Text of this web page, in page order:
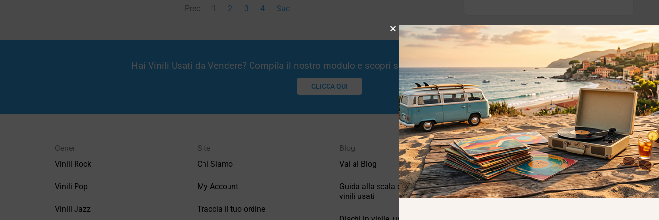
Prec 1 2 3 4 Suc
Hai Vinili Usati da Vendere? Compila il nostro modulo e scopri se potremmo essere interessati!
CLICCA QUI
Generi
Vinili Rock
Vinili Pop
Vinili Jazz
Site
Chi Siamo
My Account
Traccia il tuo ordine
Blog
Vai al Blog
Guida alla scala di valutazione dei
vinili usati
Privacy
Privacy Policy
Cookie Policy (UE)